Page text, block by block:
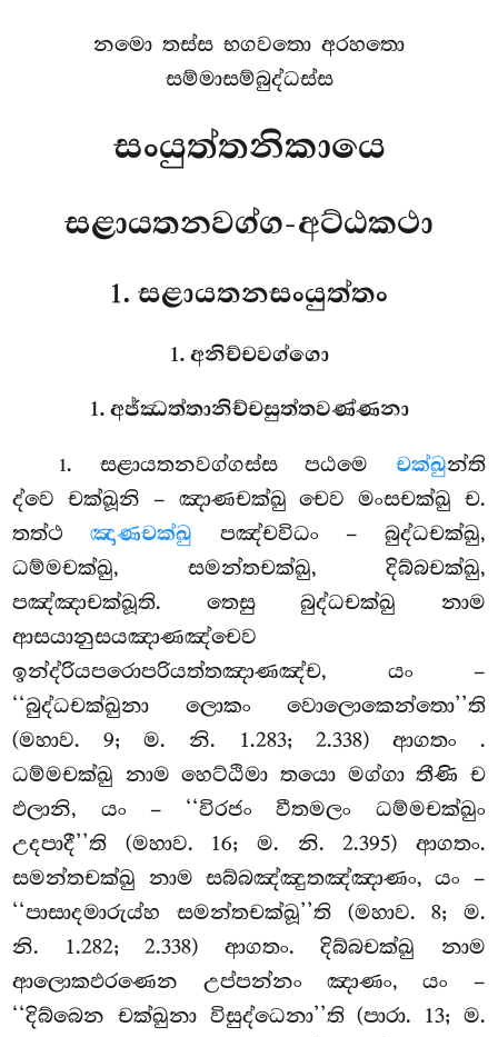
නමො තස්ස භගවතො අරහතො
සම්මාසම්බුද්ධස්ස
සංයුත්තනිකායෙ
සළායතනවග්ග-අට්ඨකථා
1. සළායතනසංයුත්තං
1. අනිච්චවග්ගො
1. අජ්ඣත්තානිච්චසුත්තවණ්ණනා
1. සළායතනවග්ගස්සපඨමෙ චක්ඛුන්ති
ද්වෙ චක්ඛූනි – ඤාණචක්ඛු චෙව මංසචක්ඛු ච.
තත්ථඤාණචක්ඛු පඤ්චවිධං – බුද්ධචක්ඛු,
ධම්මචක්ඛු, සමන්තචක්ඛු, දිබ්බචක්ඛු,
පඤ්ඤාචක්ඛූති. තෙසු බුද්ධචක්ඛු නාම
ආසයානුසයඤාණඤ්චෙව
ඉන්ද්රියපරොපරියත්තඤාණඤ්ච, යං –
‘‘බුද්ධචක්ඛුනා ලොකං වොලොකෙන්තො’’ති
(මහාව. 9; ම. නි. 1.283; 2.338) ආගතං .
ධම්මචක්ඛු නාම හෙට්ඨිමා තයො මග්ගා තීණි ච
ඵලානි, යං – ‘‘විරජං වීතමලං ධම්මචක්ඛුං
උදපාදී’’ති (මහාව. 16; ම. නි. 2.395) ආගතං.
සමන්තචක්ඛු නාම සබ්බඤ්ඤුතඤ්ඤාණං, යං –
‘‘පාසාදමාරුය්හ සමන්තචක්ඛූ’’ති (මහාව. 8; ම.
නි. 1.282; 2.338) ආගතං. දිබ්බචක්ඛු නාම
ආලොකඵරණෙන උප්පන්නං ඤාණං, යං –
‘‘දිබ්බෙන චක්ඛුනා විසුද්ධෙනා’’ති (පාරා. 13; ම.